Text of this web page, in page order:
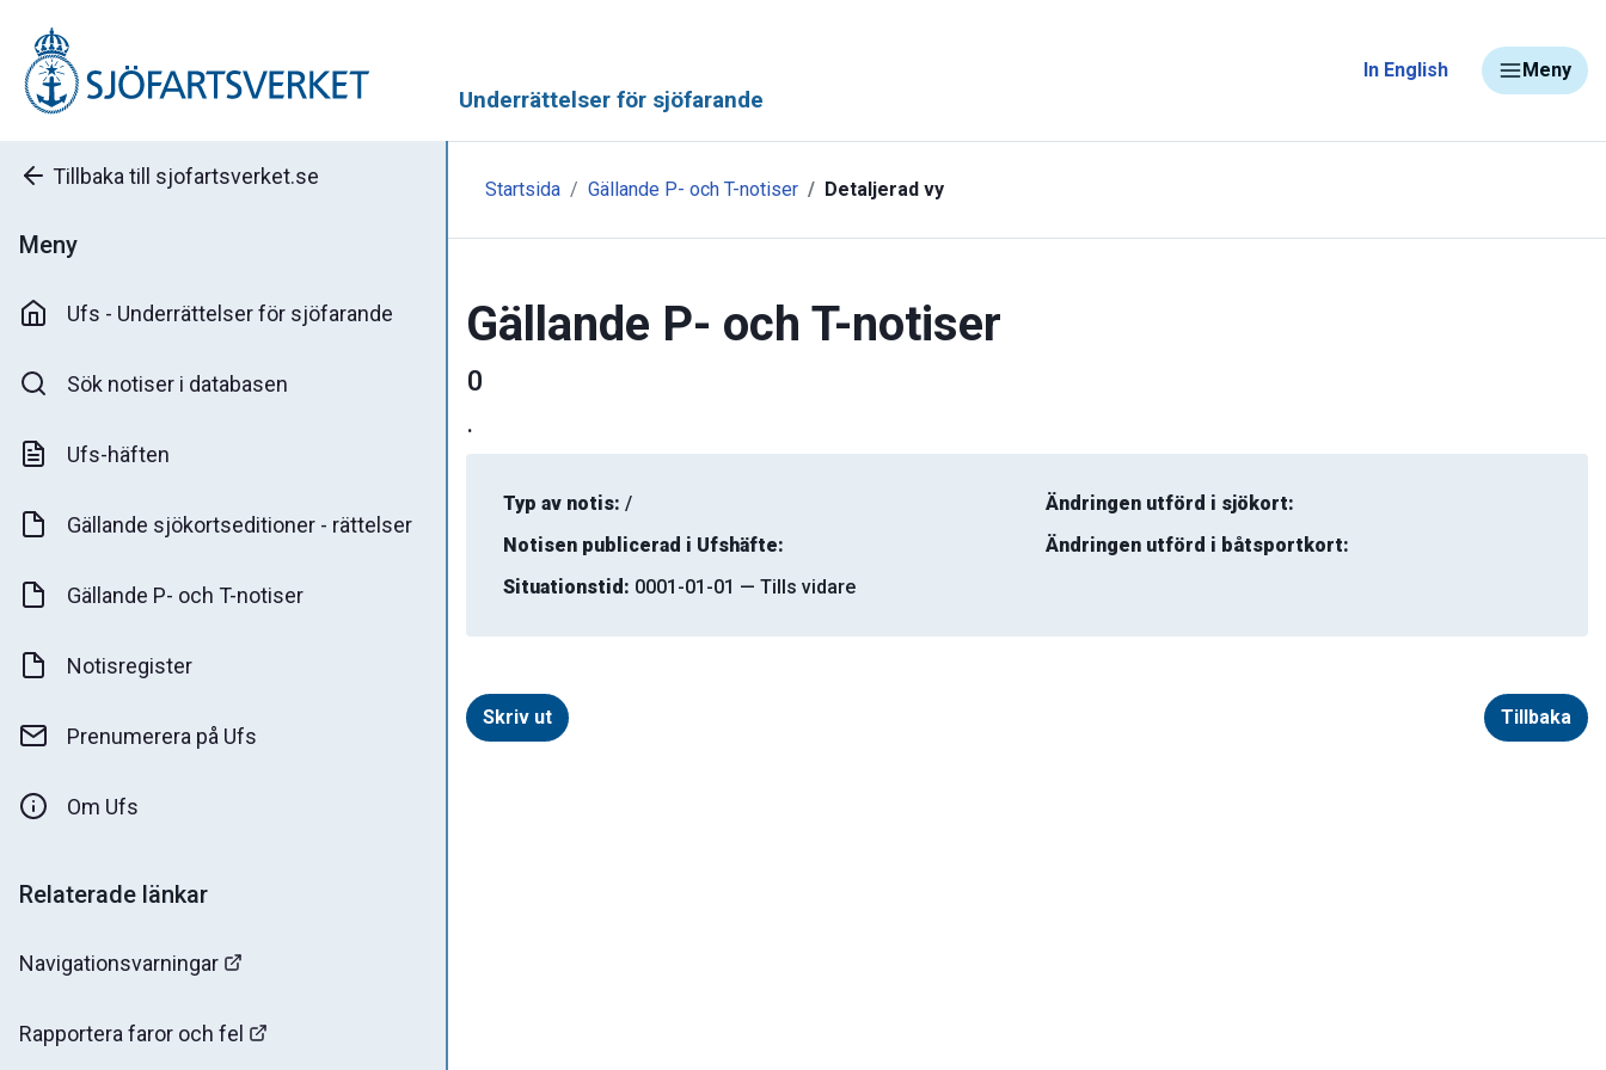
Underrättelser för sjöfarande
In English Meny
Tillbaka till sjofartsverket.se
Meny
Ufs - Underrättelser för sjöfarande
Sök notiser i databasen
Ufs-häften
Gällande sjökortseditioner - rättelser
Gällande P- och T-notiser
Notisregister
Prenumerera på Ufs
Om Ufs
Relaterade länkar
Navigationsvarningar
Rapportera faror och fel
Startsida Gällande P- och T-notiser Detaljerad vy
Gällande P- och T-notiser
0
.
Typ av notis: /
Notisen publicerad i Ufshäfte:
Situationstid: 0001-01-01 — Tills vidare
Ändringen utförd i sjökort:
Ändringen utförd i båtsportkort:
Skriv ut Tillbaka